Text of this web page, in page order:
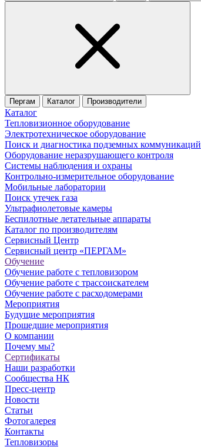
Пергам Каталог Производители
Каталог
Тепловизионное оборудование
Электротехническое оборудование
Поиск и диагностика подземных коммуникаций
Оборудование неразрушающего контроля
Системы наблюдения и охраны
Контрольно-измерительное оборудование
Мобильные лаборатории
Поиск утечек газа
Ультрафиолетовые камеры
Беспилотные летательные аппараты
Каталог по производителям
Сервисный Центр
Сервисный центр «ПЕРГАМ»
Обучение
Обучение работе с тепловизором
Обучение работе с трассоискателем
Обучение работе с расходомерами
Мероприятия
Будущие мероприятия
Прошедшие мероприятия
О компании
Почему мы?
Сертификаты
Наши разработки
Сообщества НК
Пресс-центр
Новости
Статьи
Фотогалерея
Контакты
Тепловизоры